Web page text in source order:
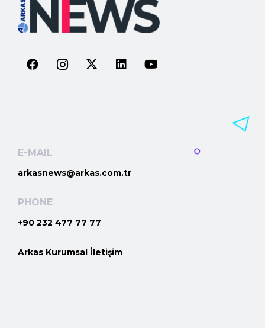
E-MAIL
arkasnews@arkas.com.tr
PHONE
+90 232 477 77 77
Arkas Kurumsal İletişim